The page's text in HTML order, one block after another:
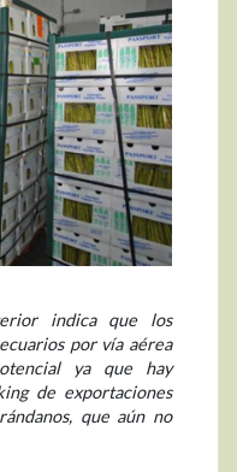
indica que los
por vía aérea
ya que hay
de exportaciones
que aún no